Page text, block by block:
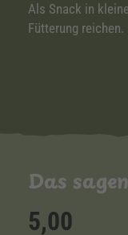
Als Snack in
Fütterung
Das